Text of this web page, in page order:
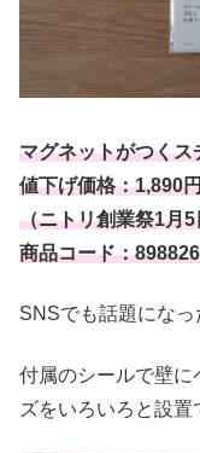
マグネットがつく
値下げ価格：1,890
（ニトリ創業祭1月5
商品コード：
SNSでも話題になっ
付属のシールで壁に
ズをいろいろと設置